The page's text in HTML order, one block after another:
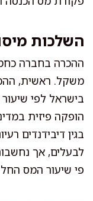
השלכות
ההכרה בחברה
משקל. ראשית,
בישראל לפי
הופקה פיזית
בגין דיבידנדים
לבעלים, אך
פי שיעור המס